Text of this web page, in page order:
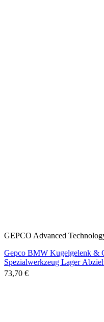
GEPCO Advanced
Gepco BMW Kugelgelenk &
Spezialwerkzeug Lager
73,70 €